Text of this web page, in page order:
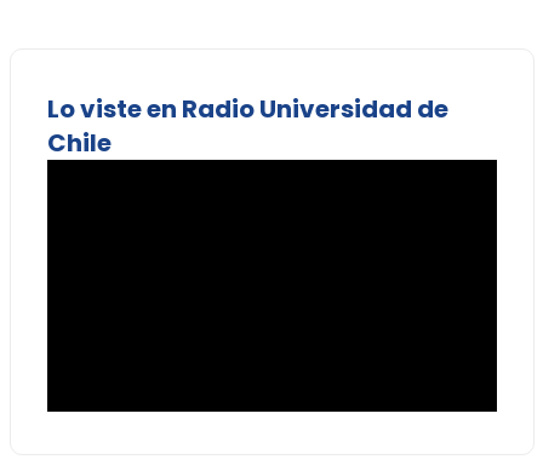
Lo viste en Radio Universidad de
Chile